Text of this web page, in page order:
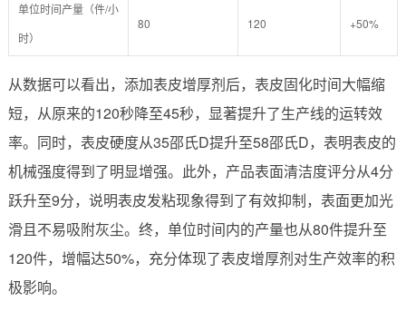
单位时间产量（件/小
时）
80 120 +50%
从数据可以看出，添加表皮增厚剂后，表皮固化时间大幅缩
短，从原来的120秒降至45秒，显著提升了生产线的运转效
率。同时，表皮硬度从35邵氏D提升至58邵氏D，表明表皮的
机械强度得到了明显增强。此外，产品表面清洁度评分从4分
跃升至9分，说明表皮发粘现象得到了有效抑制，表面更加光
滑且不易吸附灰尘。终，单位时间内的产量也从80件提升至
120件，增幅达50%，充分体现了表皮增厚剂对生产效率的积
极影响。